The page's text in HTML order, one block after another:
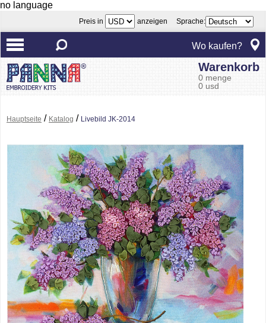
no language
Preis in anzeigen Sprache:
Wo kaufen?
Warenkorb
0 menge
0 usd
Hauptseite / Katalog / Livebild JK-2014